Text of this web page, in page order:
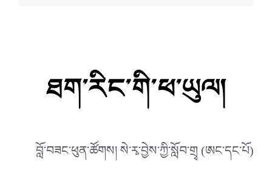
ཐག་རིང་གི་ཕ་ཡུལ།
བློ་བཟང་ཕུན་ཚོགས། སེ་རྭ་བྱེས་ཀྱི་སློབ་གྲྭ (ཨང་དང་པོ)